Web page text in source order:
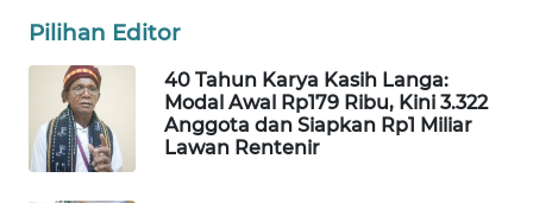
Pilihan Editor
40 Tahun Karya Kasih Langa:
Modal Awal Rp179 Ribu, Kini 3.322
Anggota dan Siapkan Rp1 Miliar
Lawan Rentenir
LISTRIK
MASYARAKAT
KELISTRIKAN